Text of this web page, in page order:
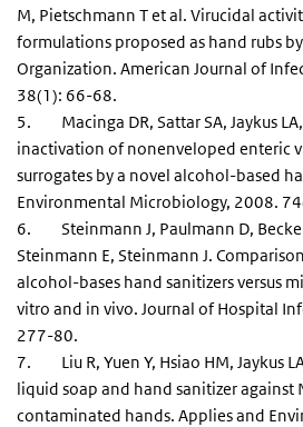
M, Pietschmann T et al. Virucidal
formulations proposed as hand rubs
Organization. American Journal of
38(1): 66-68.
5. Macinga DR, Sattar SA, Jaykus
inactivation of nonenveloped enteric
surrogates by a novel alcohol-based
Environmental Microbiology, 2008.
6. Steinmann J, Paulmann D,
Steinmann E, Steinmann J.
alcohol-bases hand sanitizers versus
vitro and in vivo. Journal of Hospital
277-80.
7. Liu R, Yuen Y, Hsiao HM, Jaykus
liquid soap and hand sanitizer against
contaminated hands. Applies and